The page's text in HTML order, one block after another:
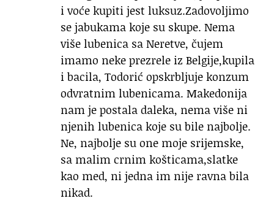
i voće kupiti jest luksuz.Zadovoljimo
se jabukama koje su skupe. Nema
više lubenica sa Neretve, čujem
imamo neke prezrele iz Belgije,kupila
i bacila, Todorić opskrbljuje konzum
odvratnim lubenicama. Makedonija
nam je postala daleka, nema više ni
njenih lubenica koje su bile najbolje.
Ne, najbolje su one moje srijemske,
sa malim crnim košticama,slatke
kao med, ni jedna im nije ravna bila
nikad.